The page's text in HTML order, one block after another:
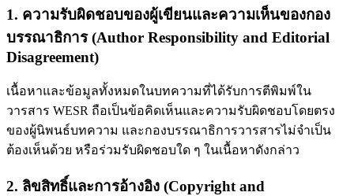
1. ความรับผิดชอบของผู้เขียนและความเห็นของกอง
บรรณาธิการ (Author Responsibility and Editorial
Disagreement)
เนื้อหาและข้อมูลทั้งหมดในบทความที่ได้รับการตีพิมพ์ใน
วารสาร WESR ถือเป็นข้อคิดเห็นและความรับผิดชอบโดยตรง
ของผู้นิพนธ์บทความ และกองบรรณาธิการวารสารไม่จำเป็น
ต้องเห็นด้วย หรือร่วมรับผิดชอบใด ๆ ในเนื้อหาดังกล่าว
2. ลิขสิทธิ์และการอ้างอิง (Copyright and